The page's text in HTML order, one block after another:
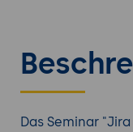
Das Seminar